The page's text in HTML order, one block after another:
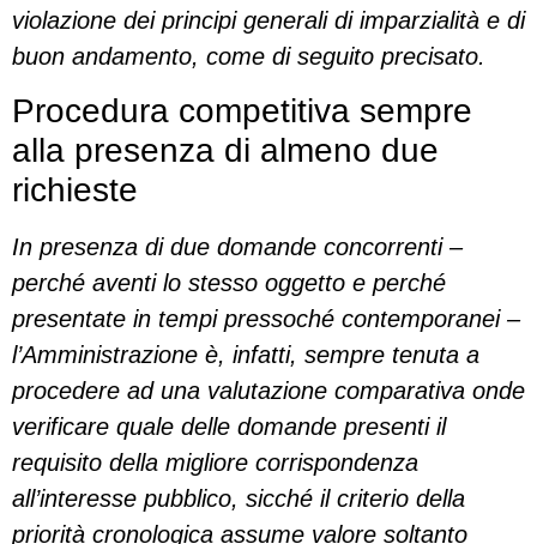
violazione dei principi generali di imparzialità e di
buon andamento, come di seguito precisato.
Procedura competitiva sempre
alla presenza di almeno due
richieste
In presenza di due domande concorrenti –
perché aventi lo stesso oggetto e perché
presentate in tempi pressoché contemporanei –
l’Amministrazione è, infatti, sempre tenuta a
procedere ad una valutazione comparativa onde
verificare quale delle domande presenti il
requisito della migliore corrispondenza
all’interesse pubblico, sicché il criterio della
priorità cronologica assume valore soltanto